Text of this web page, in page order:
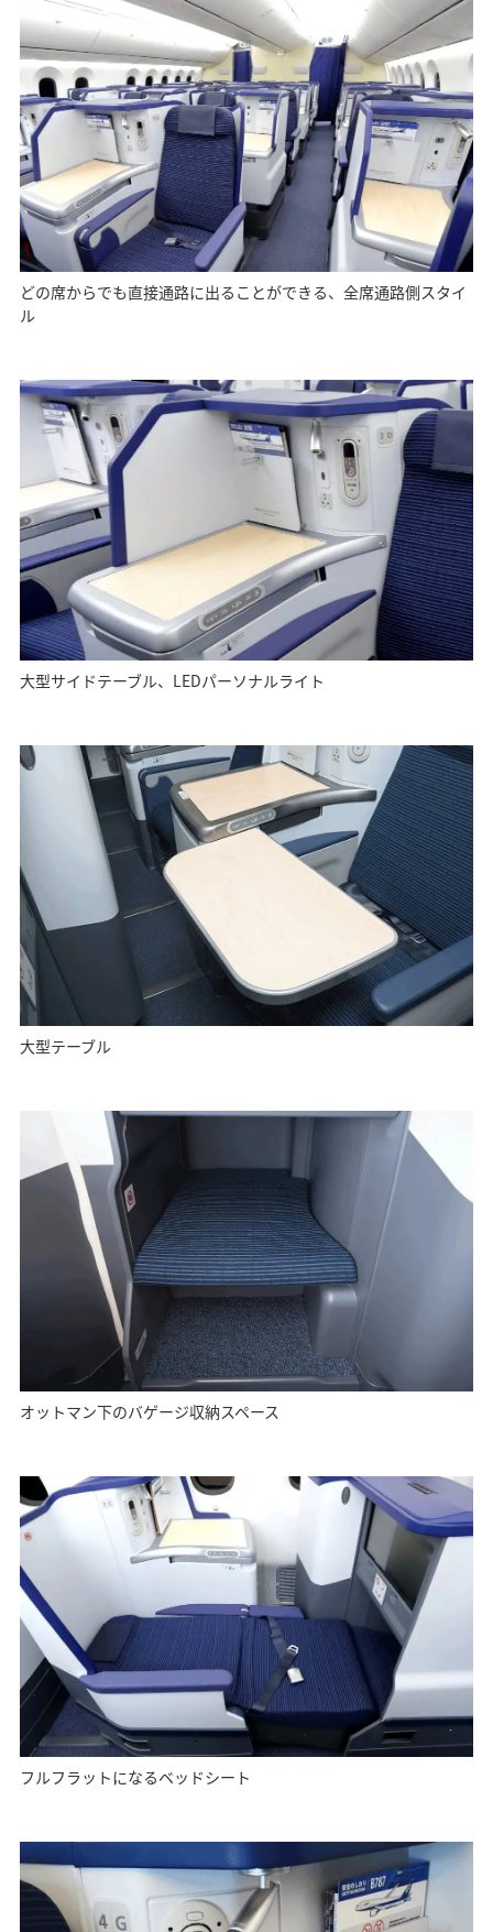
どの席からでも直接通路に出ることができる、全席通路側スタイ
ル
大型サイドテーブル、LEDパーソナルライト
大型テーブル
オットマン下のバゲージ収納スペース
フルフラットになるベッドシート